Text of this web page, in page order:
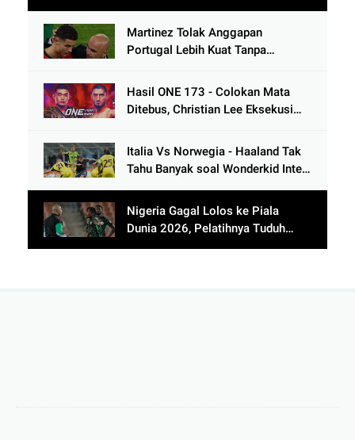
Ronaldo usai Cetak 9 Gol
Martinez Tolak Anggapan
Portugal Lebih Kuat Tanpa
di Bawah Thailand
Hasil ONE 173 - Colokan Mata
Ditebus, Christian Lee Eksekusi
Lutut
Italia Vs Norwegia - Haaland Tak
Tahu Banyak soal Wonderkid Inter
Nigeria Gagal Lolos ke Piala
Dunia 2026, Pelatihnya Tuduh
Lawan Pakai Dukun